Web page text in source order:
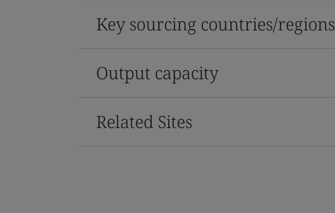
Key sourcing countries/regions
Output capacity
Related Sites